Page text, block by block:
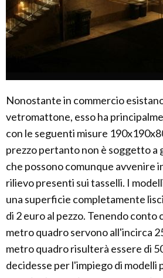
Nonostante in commercio
vetromattone, esso ha
con le seguenti misure
prezzo pertanto non è soggetto a
che possono comunque avvenire
rilievo presenti sui tasselli. I
una superficie completamente
di 2 euro al pezzo. Tenendo conto
metro quadro servono all'incirca
metro quadro risulterà essere di
decidesse per l'impiego di modelli